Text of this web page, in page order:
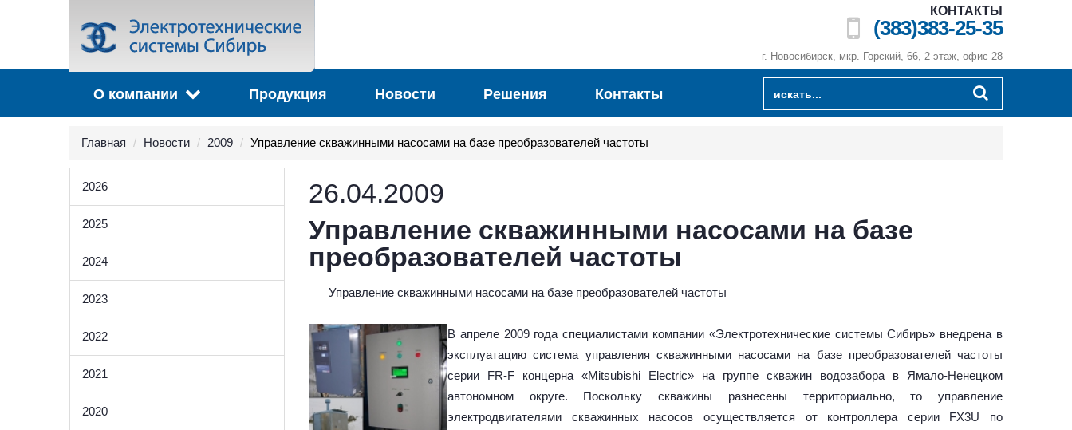
КОНТАКТЫ
(383)383-25-35
г. Новосибирск, мкр. Горский, 66, 2 этаж, офис 28
О компании Продукция Новости Решения Контакты
Главная Новости 2009 Управление скважинными насосами на базе преобразователей частоты
2026
2025
2024
2023
2022
2021
2020
26.04.2009
Управление скважинными насосами на базе
преобразователей частоты
Управление скважинными насосами на базе преобразователей частоты
В апреле 2009 года специалистами компании «Электротехнические системы Сибирь» внедрена в
эксплуатацию система управления скважинными насосами на базе преобразователей частоты
серии FR-F концерна «Mitsubishi Electric» на группе скважин водозабора в Ямало-Ненецком
автономном округе. Поскольку скважины разнесены территориально, то управление
электродвигателями скважинных насосов осуществляется от контроллера серии FX3U по